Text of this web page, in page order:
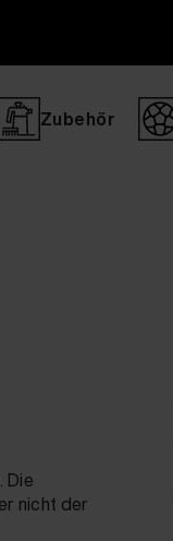
Zubehör
Die
nicht der